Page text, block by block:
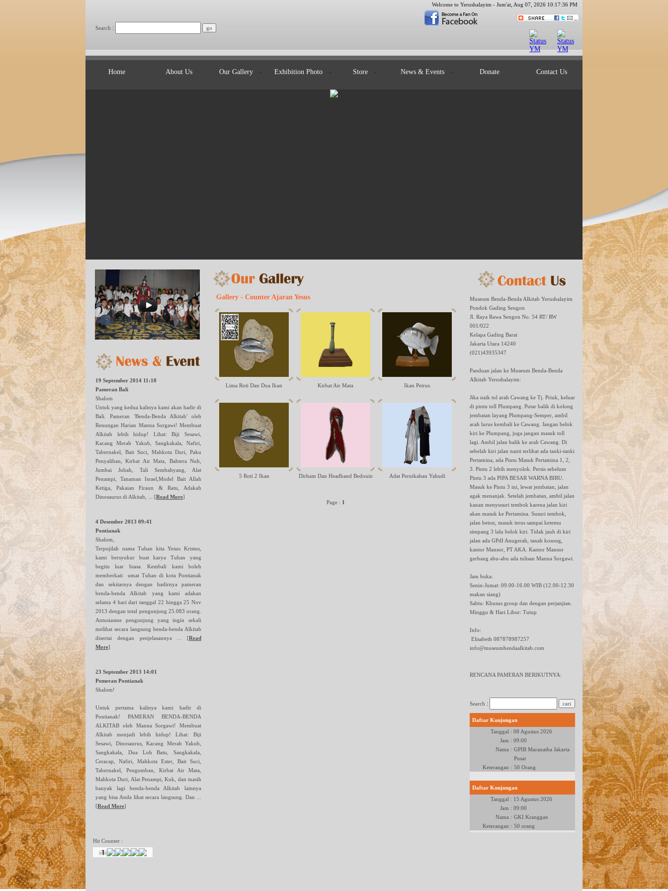
Search :
Welcome to Yerushalayim - Jum'at, Aug 07, 2026 10:17:37 PM
Home About Us Our Gallery Exhibition Photo Store News & Events Donate Contact Us
19 September 2014 11:10
Pameran Bali
Shalom
Untuk yang kedua kalinya kami akan hadir di
Bali. Pameran 'Benda-Benda Alkitab' oleh
Renungan Harian Manna Sorgawi! Membuat
Alkitab lebih hidup! Lihat: Biji Sesawi,
Kacang Merah Yakub, Sangkakala, Nafiri,
Tabernakel, Bait Suci, Mahkota Duri, Paku
Penyaliban, Kirbat Air Mata, Bahtera Nuh,
Jumbai Jubah, Tali Sembahyang, Alat
Penampi, Tanaman Israel,Model Bait Allah
Ketiga, Pakaian Firaun & Ratu, Adakah
Dinosaurus di Alkitab, ... [Read More]
4 Desember 2013 09:41
Pontianak
Shalom,
Terpujilah nama Tuhan kita Yesus Kristus,
kami bersyukur buat karya Tuhan yang
begitu luar biasa. Kembali kami boleh
memberkati umat Tuhan di kota Pontianak
dan sekitarnya dengan hadirnya pameran
benda-benda Alkitab yang kami adakan
selama 4 hari dari tanggal 22 hingga 25 Nov
2013 dengan total pengunjung 25.083 orang.
Antusiasme pengunjung yang ingin sekali
melihat secara langsung benda-benda Alkitab
disertai dengan penjelasannya ... [Read
More]
23 September 2013 14:01
Pemeran Pontianak
Shalom!
Untuk pertama kalinya kami hadir di
Pontianak! PAMERAN BENDA-BENDA
ALKITAB oleh Manna Sorgawi! Membuat
Alkitab menjadi lebih hidup! Lihat: Biji
Sesawi, Dinosaurus, Kacang Merah Yakub,
Sangkakala, Dua Loh Batu, Sangkakala,
Ceracap, Nafiri, Mahkota Ester, Bait Suci,
Tabernakel, Pengumban, Kirbat Air Mata,
Mahkota Duri, Alat Penampi, Kuk, dan masih
banyak lagi benda-benda Alkitab lainnya
yang bisa Anda lihat secara langsung. Dan ...
[Read More]
Hit Counter :
Gallery - Counter Ajaran Yesus
Lima Roti Dan Dua Ikan Kirbat Air Mata Ikan Petrus
5 Roti 2 Ikan Dirham Dan Headband Bedouin Adat Pernikahan Yahudi
Page : 1
Museum Benda-Benda Alkitab Yerushalayim
Pondok Gading Sengon
Jl. Raya Rawa Sengon No. 54 RT/ RW
001/022
Kelapa Gading Barat
Jakarta Utara 14240
(021)43935347
Panduan jalan ke Museum Benda-Benda
Alkitab Yerushalayim:
Jika naik tol arah Cawang ke Tj. Priuk, keluar
di pintu toll Plumpang. Putar balik di kolong
jembatan layang Plumpang-Semper, ambil
arah lurus kembali ke Cawang. Jangan belok
kiri ke Plumpang, juga jangan masuk toll
lagi. Ambil jalan balik ke arah Cawang. Di
sebelah kiri jalan nanti terlihat ada tanki-tanki
Pertamina, ada Pintu Masuk Pertamina 1, 2,
3. Pintu 2 lebih menyolok. Persis sebelum
Pintu 3 ada PIPA BESAR WARNA BIRU.
Masuk ke Pintu 3 ini, lewat jembatan, jalan
agak menanjak. Setelah jembatan, ambil jalan
kanan menyusuri tembok karena jalan kiri
akan masuk ke Pertamina. Susuri tembok,
jalan beton, masuk terus sampai ketemu
simpang 3 lalu belok kiri. Tidak jauh di kiri
jalan ada GPdI Anugerah, tanah kosong,
kantor Mansor, PT AKA. Kantor Mansor
gerbang abu-abu ada tulisan Manna Sorgawi.
Jam buka:
Senin-Jumat: 09.00-16.00 WIB (12.00-12.30
makan siang)
Sabtu: Khusus group dan dengan perjanjian.
Minggu & Hari Libur: Tutup
Info:
Elisabeth 087878987257
info@museumbendaalkitab.com
RENCANA PAMERAN BERIKUTNYA:
Search :
Daftar Kunjungan
Tanggal : 08 Agustus 2026
Jam : 09:00
Nama : GPIB Maranatha Jakarta
Pusat
Keterangan : 50 Orang
Daftar Kunjungan
Tanggal : 15 Agustus 2026
Jam : 09:00
Nama : GKI Kranggan
Keterangan : 50 orang